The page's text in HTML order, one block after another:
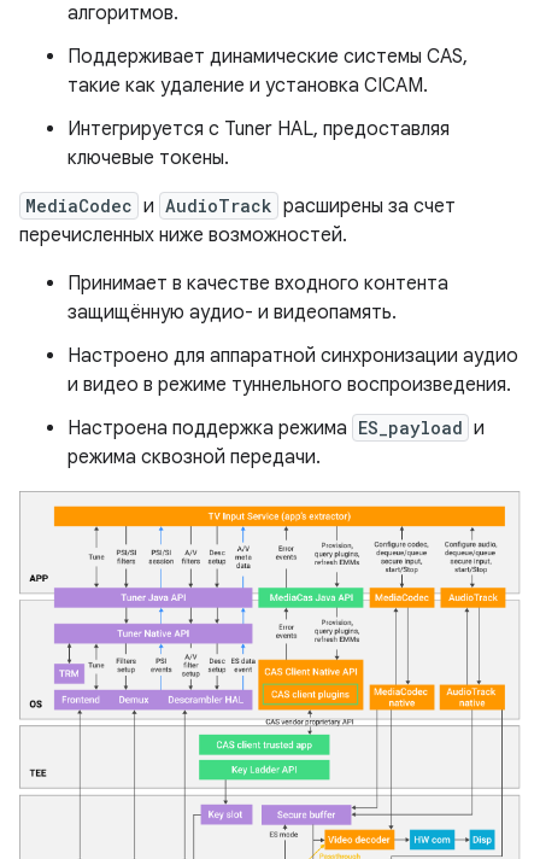
алгоритмов.
Поддерживает динамические системы CAS,
такие как удаление и установка CICAM.
Интегрируется с Tuner HAL, предоставляя
ключевые токены.
MediaCodec и AudioTrack расширены за счет
перечисленных ниже возможностей.
Принимает в качестве входного контента
защищённую аудио- и видеопамять.
Настроено для аппаратной синхронизации аудио
и видео в режиме туннельного воспроизведения.
Настроена поддержка режима ES_payload и
режима сквозной передачи.